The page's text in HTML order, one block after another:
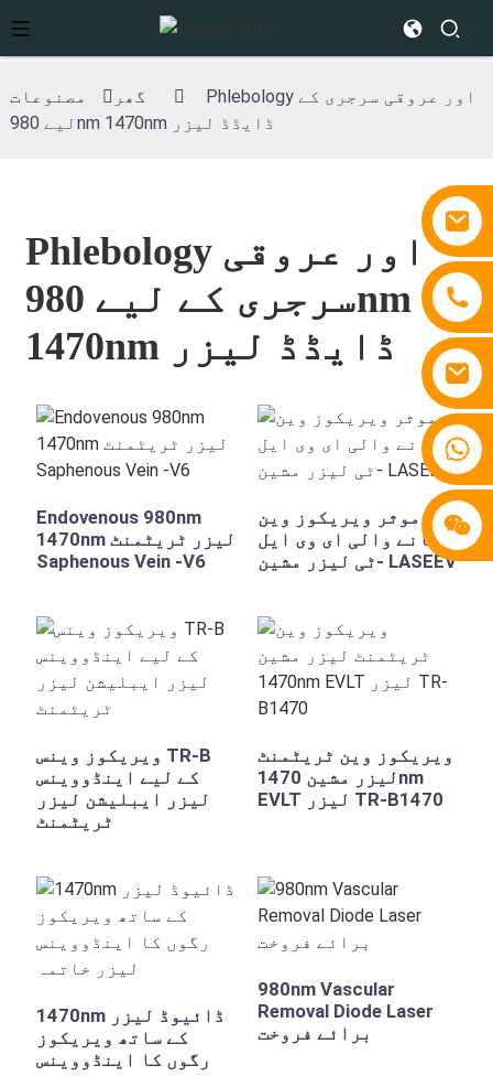
+86 15810767862
گھر مصنوعات
Phlebology اور عروقی سرجری کے
لیے 980nm 1470nm ڈایڈڈ لیزر
Phlebology اور عروقی
سرجری کے لیے 980nm
1470nm ڈایڈڈ لیزر
Endovenous 980nm
1470nm لیزر ٹریٹمنٹ
Saphenous Vein -V6
موثر ویریکوز وین
ہٹانے والی ای وی ایل
ٹی لیزر مشین- LASEEV
ویریکوز وینس TR-B
کے لیے اینڈووینس
لیزر ایبلیشن لیزر
ٹریٹمنٹ
ویریکوز وین ٹریٹمنٹ
لیزر مشین 1470nm
EVLT لیزر TR-B1470
1470nm ڈائیوڈ لیزر
کے ساتھ ویریکوز
رگوں کا اینڈووینس
980nm Vascular
Removal Diode Laser
برائے فروخت